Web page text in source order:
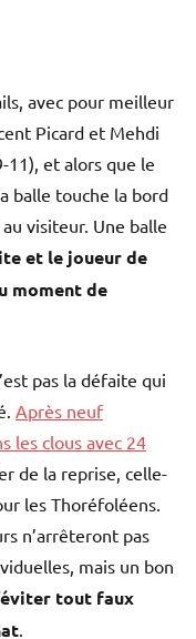
avec pour meilleur
Picard et Mehdi
11), et alors que le
balle touche la bord
visiteur. Une balle
et le joueur de
moment de
pas la défaite qui
Après neuf
les clous avec 24
de la reprise, celle-
les Thoréfoléens.
n’arrêteront pas
mais un bon
tout faux
.